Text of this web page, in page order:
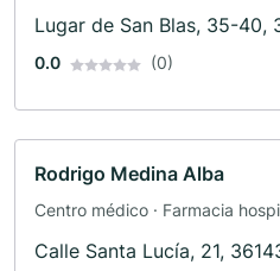
Lugar de San Blas, 35-40,
0.0 (0)
Rodrigo Medina Alba
Centro médico · Farmacia
Calle Santa Lucía, 21,